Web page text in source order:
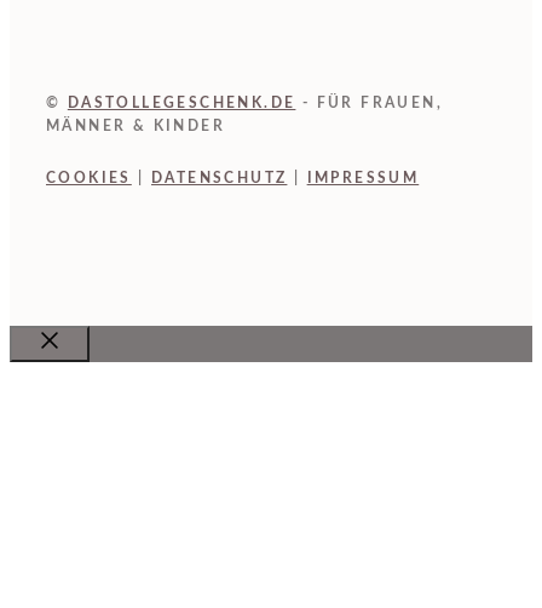
© DASTOLLEGESCHENK.DE
- FÜR FRAUEN,
MÄNNER & KINDER
COOKIES DATENSCHUTZ IMPRESSUM